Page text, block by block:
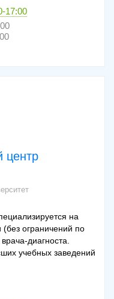
17:00
центр
на
ограничений по
диагноста.
учебных заведений